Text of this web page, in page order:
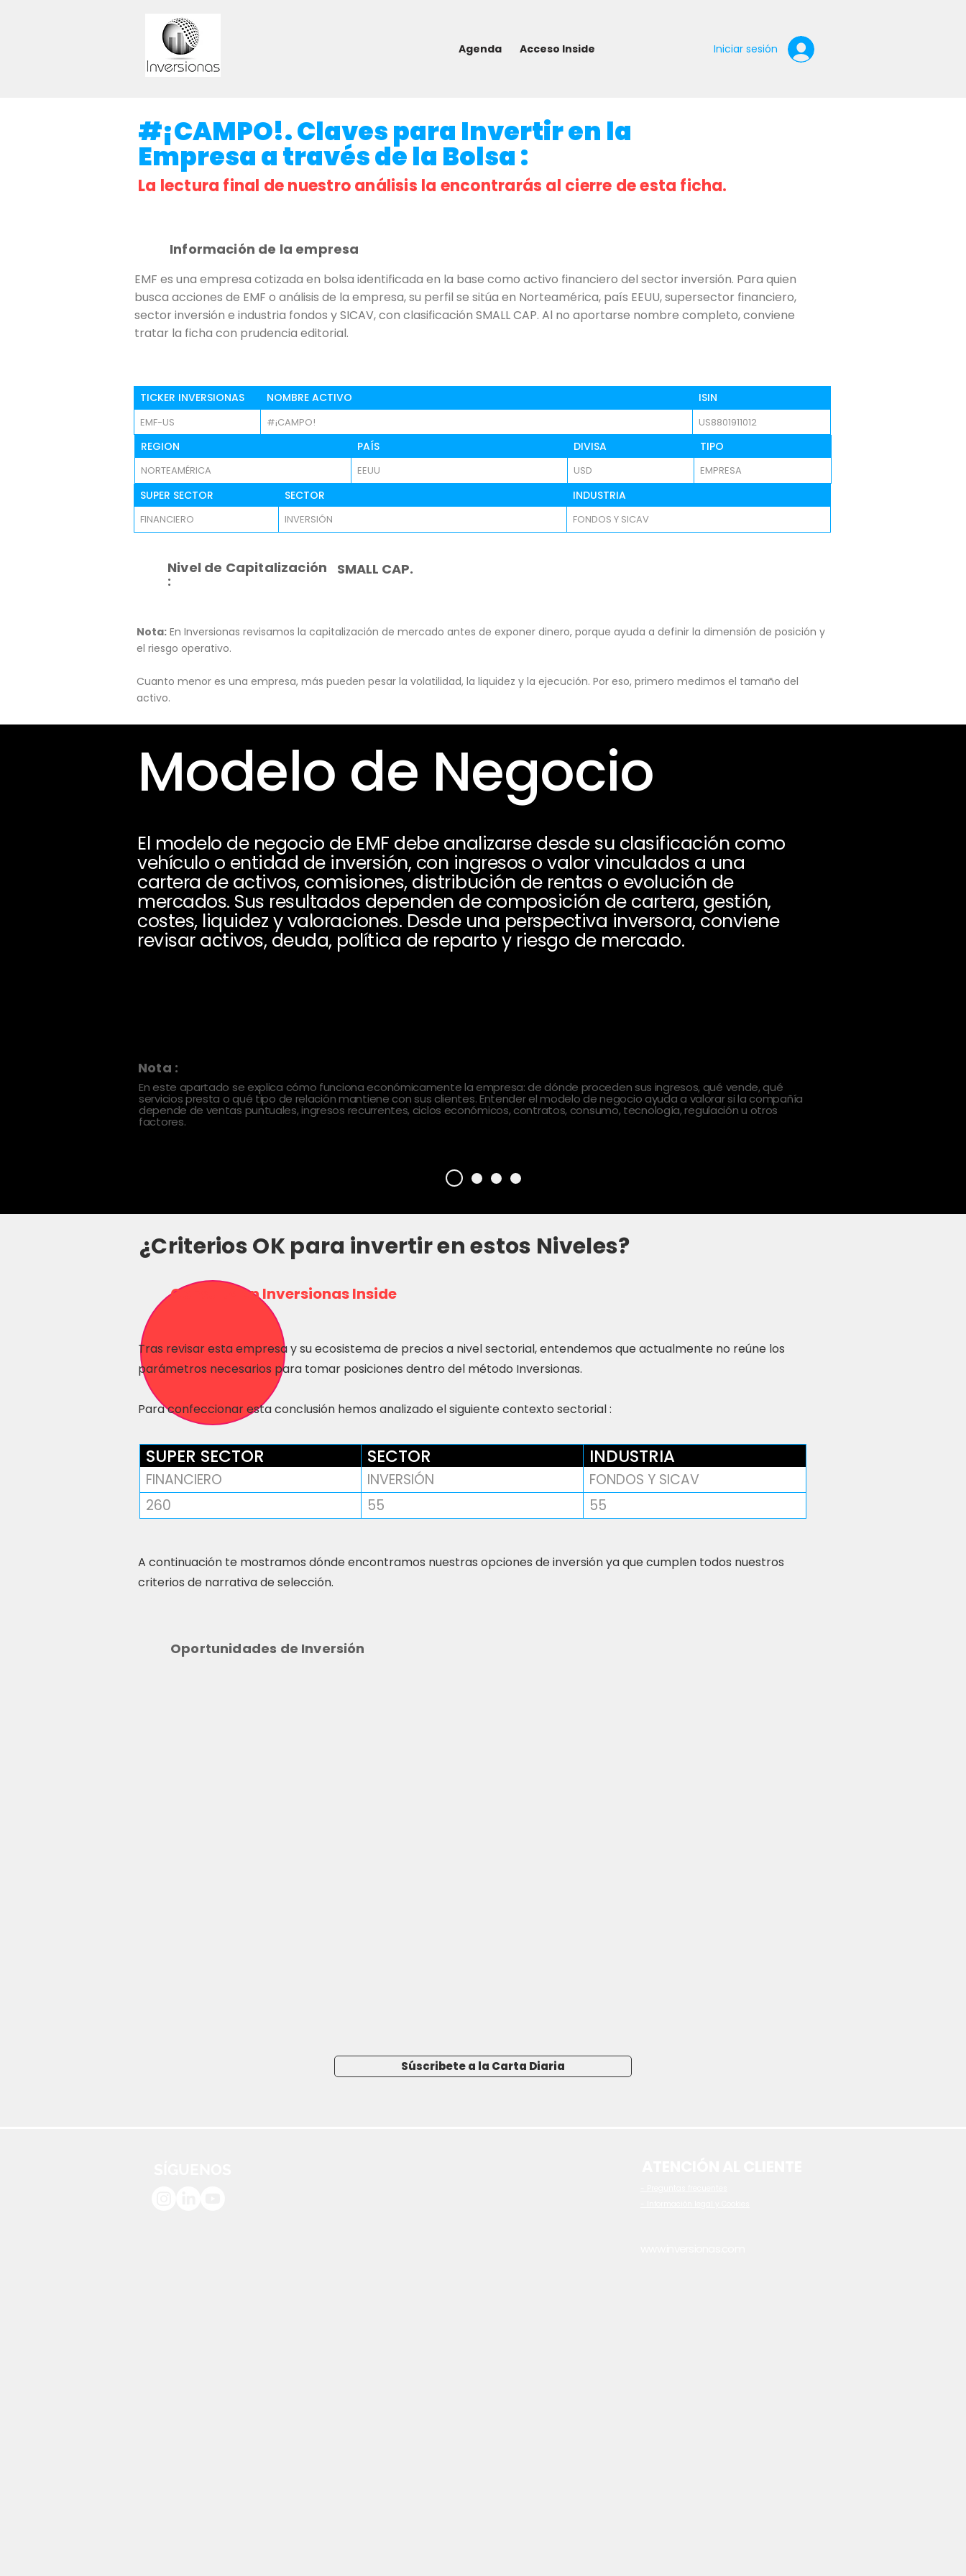
Agenda Acceso Inside Iniciar sesión
#¡CAMPO!. Claves para Invertir en la
Empresa a través de la Bolsa :
La lectura final de nuestro análisis la encontrarás al cierre de esta ficha.
Información de la empresa
EMF es una empresa cotizada en bolsa identificada en la base como activo financiero del sector inversión. Para quien
busca acciones de EMF o análisis de la empresa, su perfil se sitúa en Norteamérica, país EEUU, supersector financiero,
sector inversión e industria fondos y SICAV, con clasificación SMALL CAP. Al no aportarse nombre completo, conviene
tratar la ficha con prudencia editorial.
TICKER INVERSIONAS NOMBRE ACTIVO ISIN
EMF-US #¡CAMPO! US8801911012
REGION PAÍS DIVISA TIPO
NORTEAMÉRICA EEUU USD EMPRESA
SUPER SECTOR SECTOR INDUSTRIA
FINANCIERO INVERSIÓN FONDOS Y SICAV
Nivel de Capitalización
:
SMALL CAP.
Nota: En Inversionas revisamos la capitalización de mercado antes de exponer dinero, porque ayuda a definir la dimensión de posición y
el riesgo operativo.
Cuanto menor es una empresa, más pueden pesar la volatilidad, la liquidez y la ejecución. Por eso, primero medimos el tamaño del
activo.
Modelo de Negocio
El modelo de negocio de EMF debe analizarse desde su clasificación como
vehículo o entidad de inversión, con ingresos o valor vinculados a una
cartera de activos, comisiones, distribución de rentas o evolución de
mercados. Sus resultados dependen de composición de cartera, gestión,
costes, liquidez y valoraciones. Desde una perspectiva inversora, conviene
revisar activos, deuda, política de reparto y riesgo de mercado.
Nota :
En este apartado se explica cómo funciona económicamente la empresa: de dónde proceden sus ingresos, qué vende, qué
servicios presta o qué tipo de relación mantiene con sus clientes. Entender el modelo de negocio ayuda a valorar si la compañía
depende de ventas puntuales, ingresos recurrentes, ciclos económicos, contratos, consumo, tecnología, regulación u otros
factores.
¿Criterios OK para invertir en estos Niveles?
Consulta en Inversionas Inside
Tras revisar esta empresa y su ecosistema de precios a nivel sectorial, entendemos que actualmente no reúne los
parámetros necesarios para tomar posiciones dentro del método Inversionas.
Para confeccionar esta conclusión hemos analizado el siguiente contexto sectorial :
SUPER SECTOR SECTOR INDUSTRIA
FINANCIERO INVERSIÓN
FONDOS Y SICAV
260
55 55
A continuación te mostramos dónde encontramos nuestras opciones de inversión ya que cumplen todos nuestros
criterios de narrativa de selección.
Oportunidades de Inversión
Súscribete a la Carta Diaria